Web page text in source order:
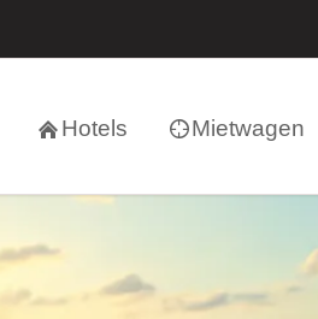
Hotels Mietwagen